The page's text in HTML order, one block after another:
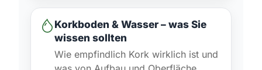
Korkboden & Wasser – was Sie
wissen sollten
Wie empfindlich Kork wirklich ist und